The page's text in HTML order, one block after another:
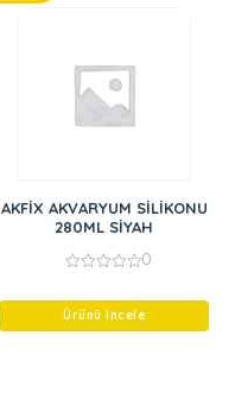
AKFİX AKVARYUM SİLİKONU
280ML SİYAH
of
0
Ürünü İncele